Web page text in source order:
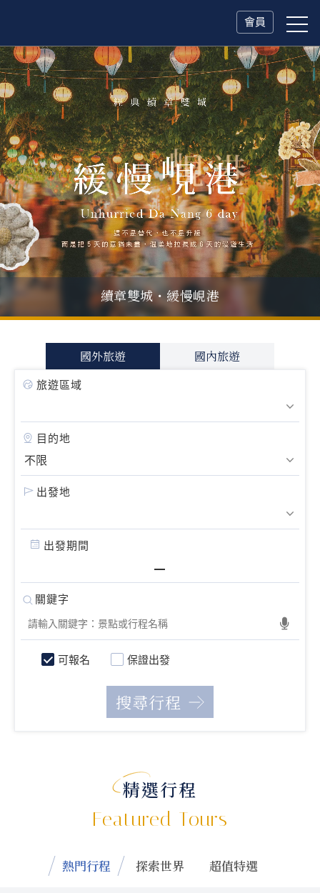
會員
父親節．限時特別企劃
國外旅遊 國內旅遊
旅遊區域
目的地
出發地
出發期間
可報名 保證出發
精選行程
Featured Tours
熱門行程 探索世界 超值特選